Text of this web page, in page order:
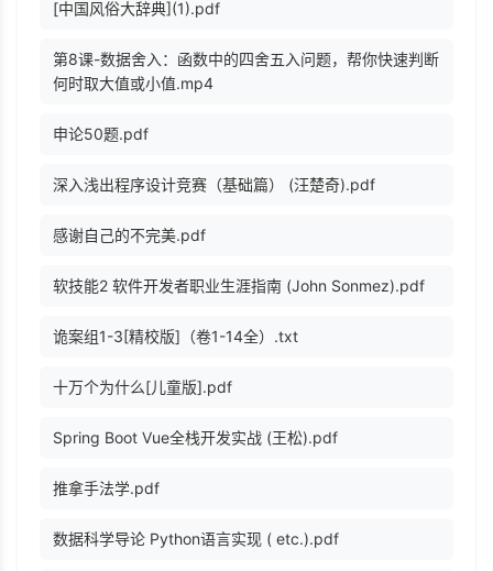
[中国风俗大辞典](1).pdf
第8课-数据舍入：函数中的四舍五入问题，帮你快速判断
何时取大值或小值.mp4
申论50题.pdf
深入浅出程序设计竞赛（基础篇） (汪楚奇).pdf
感谢自己的不完美.pdf
软技能2 软件开发者职业生涯指南 (John Sonmez).pdf
诡案组1-3[精校版]（卷1-14全）.txt
十万个为什么[儿童版].pdf
Spring Boot Vue全栈开发实战 (王松).pdf
推拿手法学.pdf
数据科学导论 Python语言实现 ( etc.).pdf